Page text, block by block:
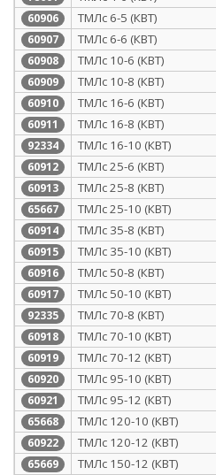
60906 ТМЛс 6-5 (КВТ)
60907 ТМЛс 6-6 (КВТ)
60908 ТМЛс 10-6 (КВТ)
60909 ТМЛс 10-8 (КВТ)
60910 ТМЛс 16-6 (КВТ)
60911 ТМЛс 16-8 (КВТ)
92334 ТМЛс 16-10 (КВТ)
60912 ТМЛс 25-6 (КВТ)
60913 ТМЛс 25-8 (КВТ)
65667 ТМЛс 25-10 (КВТ)
60914 ТМЛс 35-8 (КВТ)
60915 ТМЛс 35-10 (КВТ)
60916 ТМЛс 50-8 (КВТ)
60917 ТМЛс 50-10 (КВТ)
92335 ТМЛс 70-8 (КВТ)
60918 ТМЛс 70-10 (КВТ)
60919 ТМЛс 70-12 (КВТ)
60920 ТМЛс 95-10 (КВТ)
60921 ТМЛс 95-12 (КВТ)
65668 ТМЛс 120-10 (КВТ)
60922 ТМЛс 120-12 (КВТ)
65669 ТМЛс 150-12 (КВТ)